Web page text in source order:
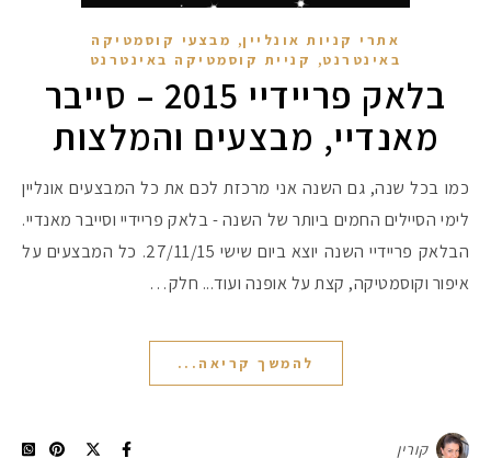
אתרי קניות אונליין, מבצעי קוסמטיקה
באינטרנט, קניית קוסמטיקה באינטרנט
בלאק פריידיי 2015 – סייבר
מאנדיי, מבצעים והמלצות
כמו בכל שנה, גם השנה אני מרכזת לכם את כל המבצעים אונליין
לימי הסיילים החמים ביותר של השנה - בלאק פריידיי וסייבר מאנדיי.
הבלאק פריידיי השנה יוצא ביום שישי 27/11/15. כל המבצעים על
איפור וקוסמטיקה, קצת על אופנה ועוד... חלק…
להמשך קריאה...
קורין